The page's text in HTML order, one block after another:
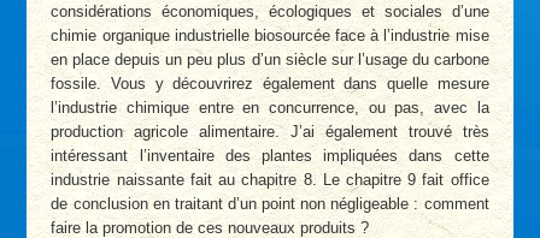
considérations économiques, écologiques et sociales d’une
chimie organique industrielle biosourcée face à l’industrie mise
en place depuis un peu plus d’un siècle sur l’usage du carbone
fossile. Vous y découvrirez également dans quelle mesure
l’industrie chimique entre en concurrence, ou pas, avec la
production agricole alimentaire. J’ai également trouvé très
intéressant l’inventaire des plantes impliquées dans cette
industrie naissante fait au chapitre 8. Le chapitre 9 fait office
de conclusion en traitant d’un point non négligeable : comment
faire la promotion de ces nouveaux produits ?